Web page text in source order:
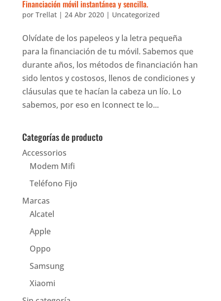
Financiación móvil instantánea y sencilla.
por Trellat| 24 Abr 2020| Uncategorized
Olvídate de los papeleos y la letra pequeña
para la financiación de tu móvil. Sabemos que
durante años, los métodos de financiación han
sido lentos y costosos, llenos de condiciones y
cláusulas que te hacían la cabeza un lío. Lo
sabemos, por eso en Iconnect te lo...
Categorías de producto
Accessorios
Modem Mifi
Teléfono Fijo
Marcas
Alcatel
Apple
Oppo
Samsung
Xiaomi